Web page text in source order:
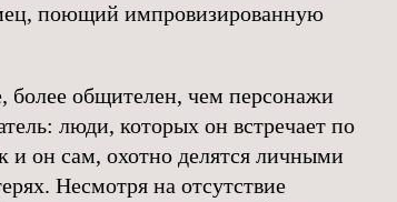
поющий импровизированную
более общителен, чем персонажи
люди, которых он встречает по
и он сам, охотно делятся личными
Несмотря на отсутствие